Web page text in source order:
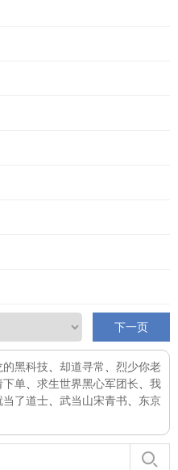
下一页
的黑科技 却道寻常
烈少你老
下单 求生世界黑心军团长
我
当了道士 武当山宋青书
东京